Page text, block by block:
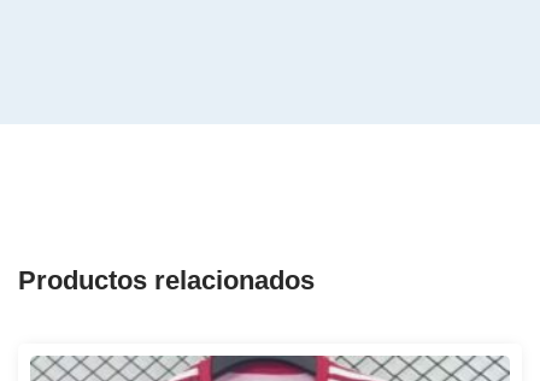
Productos relacionados